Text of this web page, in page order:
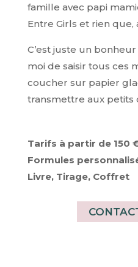
famille avec papi
Entre Girls et rien que,
C’est juste un
moi de saisir tous ces
coucher sur papier
transmettre aux petits
Tarifs à partir de 150
Formules
Livre, Tirage, Coffret